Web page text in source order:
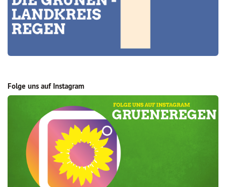
Folge uns auf Instagram